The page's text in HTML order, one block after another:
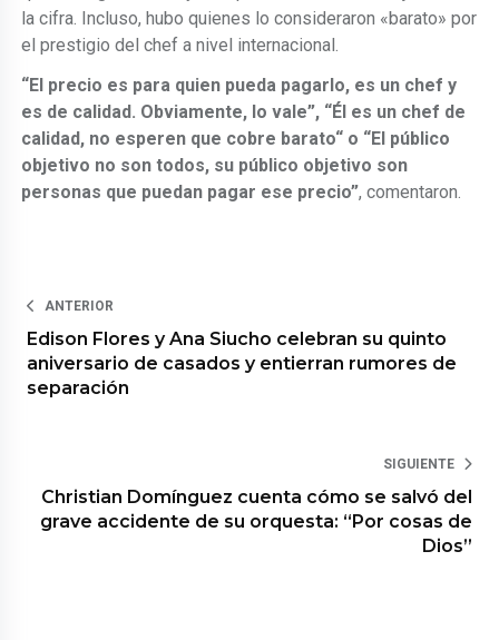
la cifra. Incluso, hubo quienes lo consideraron «barato» por
el prestigio del chef a nivel internacional.
“El precio es para quien pueda pagarlo, es un chef y
es de calidad. Obviamente, lo vale”, “Él es un chef de
calidad, no esperen que cobre barato“ o “El público
objetivo no son todos, su público objetivo son
personas que puedan pagar ese precio”, comentaron.
ANTERIOR
Edison Flores y Ana Siucho celebran su quinto
aniversario de casados y entierran rumores de
separación
SIGUIENTE
Christian Domínguez cuenta cómo se salvó del
grave accidente de su orquesta: “Por cosas de
Dios”